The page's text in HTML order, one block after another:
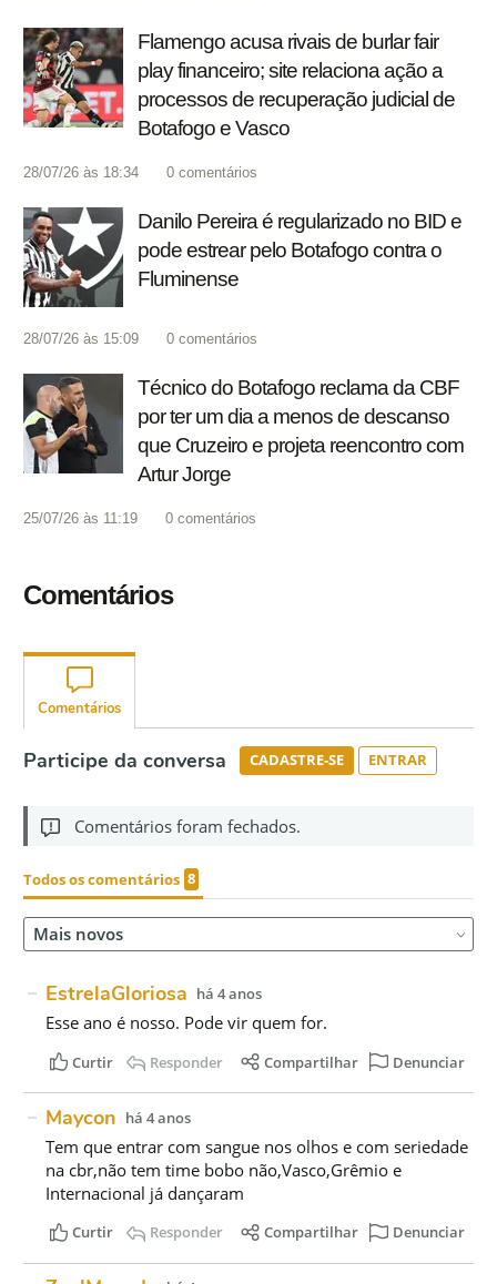
Flamengo acusa rivais de burlar fair
play financeiro; site relaciona ação a
processos de recuperação judicial de
Botafogo e Vasco
28/07/26 às 18:34 0 comentários
Danilo Pereira é regularizado no BID e
pode estrear pelo Botafogo contra o
Fluminense
28/07/26 às 15:09 0 comentários
Técnico do Botafogo reclama da CBF
por ter um dia a menos de descanso
que Cruzeiro e projeta reencontro com
Artur Jorge
25/07/26 às 11:19 0 comentários
Comentários